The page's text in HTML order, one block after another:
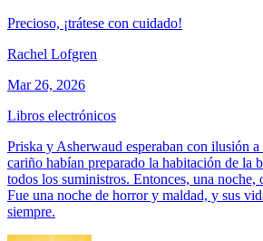
Precioso, ¡trátese con cuidado!
Rachel Lofgren
Mar 26, 2026
Libros electrónicos
Priska y Asherwaud esperaban con ilusión
cariño habían preparado la habitación de la
todos los suministros. Entonces, una noche,
Fue una noche de horror y maldad, y sus
siempre.